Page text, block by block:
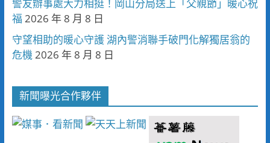
警友辦事處大力相挺！岡山分局送上「父親節」暖心祝
福 2026 年 8 月 8 日
守望相助的暖心守護 湖內警消聯手破門化解獨居翁的
危機 2026 年 8 月 8 日
新聞曝光合作夥伴